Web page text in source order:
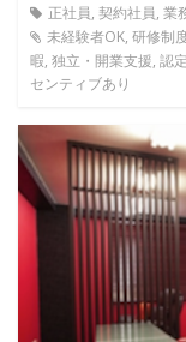
正社員, 契約社員, 業
未経験者OK, 研修制
暇, 独立・開業支援, 認
センティブあり